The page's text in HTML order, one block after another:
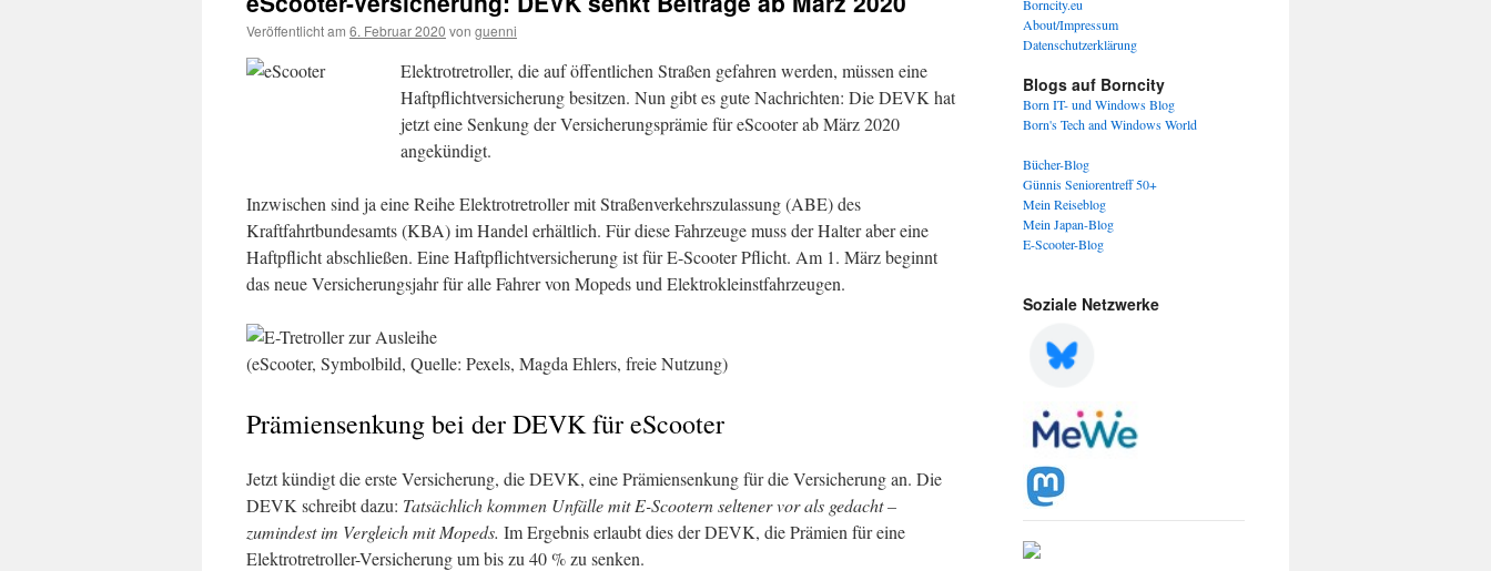
Veröffentlicht am 6. Februar 2020 von guenni
Elektrotretroller, die auf öffentlichen Straßen gefahren werden, müssen eine
Haftpflichtversicherung besitzen. Nun gibt es gute Nachrichten: Die DEVK hat
jetzt eine Senkung der Versicherungsprämie für eScooter ab März 2020
angekündigt.
Inzwischen sind ja eine Reihe Elektrotretroller mit Straßenverkehrszulassung (ABE) des
Kraftfahrtbundesamts (KBA) im Handel erhältlich. Für diese Fahrzeuge muss der Halter aber eine
Haftpflicht abschließen. Eine Haftpflichtversicherung ist für E-Scooter Pflicht. Am 1. März beginnt
das neue Versicherungsjahr für alle Fahrer von Mopeds und Elektrokleinstfahrzeugen.
(eScooter, Symbolbild, Quelle: Pexels, Magda Ehlers, freie Nutzung)
Prämiensenkung bei der DEVK für eScooter
Jetzt kündigt die erste Versicherung, die DEVK, eine Prämiensenkung für die Versicherung an. Die
DEVK schreibt dazu: Tatsächlich kommen Unfälle mit E-Scootern seltener vor als gedacht –
zumindest im Vergleich mit Mopeds. Im Ergebnis erlaubt dies der DEVK, die Prämien für eine
Elektrotretroller-Versicherung um bis zu 40 % zu senken.
Borncity.eu
About/Impressum
Datenschutzerklärung
Blogs auf Borncity
Born IT- und Windows Blog
Born's Tech and Windows World
Bücher-Blog
Günnis Seniorentreff 50+
Mein Reiseblog
Mein Japan-Blog
E-Scooter-Blog
Soziale Netzwerke